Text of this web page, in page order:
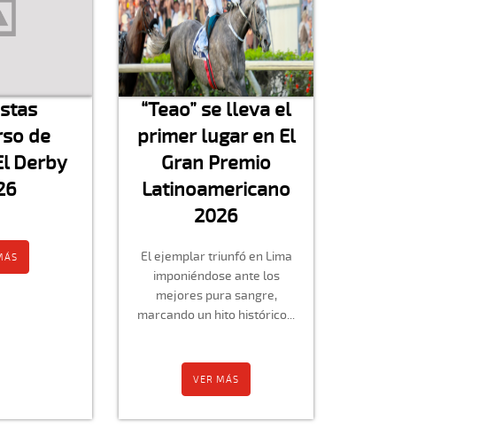
de
Derby
“Teao” se lleva el
primer lugar en El
Gran Premio
Latinoamericano
2026
El ejemplar triunfó en Lima
imponiéndose ante los
mejores pura sangre,
marcando un hito histórico...
VER MÁS